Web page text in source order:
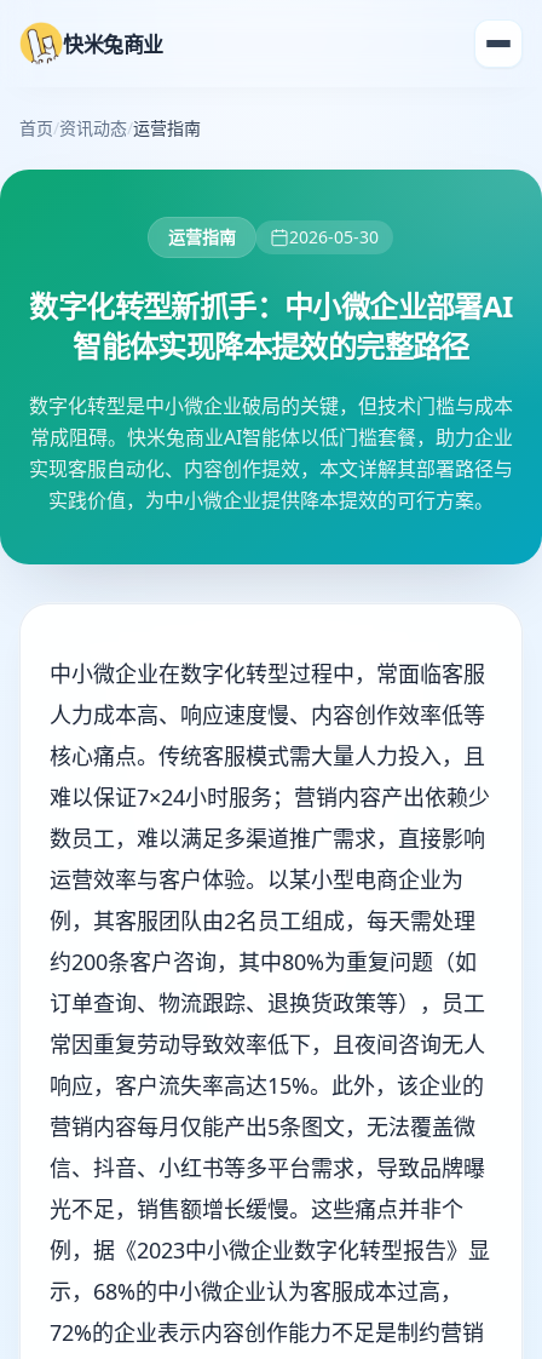
快米兔商业
首页/资讯动态/运营指南
运营指南 2026-05-30
数字化转型新抓手：中小微企业部署AI
智能体实现降本提效的完整路径
数字化转型是中小微企业破局的关键，但技术门槛与成本
常成阻碍。快米兔商业AI智能体以低门槛套餐，助力企业
实现客服自动化、内容创作提效，本文详解其部署路径与
实践价值，为中小微企业提供降本提效的可行方案。
中小微企业在数字化转型过程中，常面临客服
人力成本高、响应速度慢、内容创作效率低等
核心痛点。传统客服模式需大量人力投入，且
难以保证7×24小时服务；营销内容产出依赖少
数员工，难以满足多渠道推广需求，直接影响
运营效率与客户体验。以某小型电商企业为
例，其客服团队由2名员工组成，每天需处理
约200条客户咨询，其中80%为重复问题（如
订单查询、物流跟踪、退换货政策等），员工
常因重复劳动导致效率低下，且夜间咨询无人
响应，客户流失率高达15%。此外，该企业的
营销内容每月仅能产出5条图文，无法覆盖微
信、抖音、小红书等多平台需求，导致品牌曝
光不足，销售额增长缓慢。这些痛点并非个
例，据《2023中小微企业数字化转型报告》显
示，68%的中小微企业认为客服成本过高，
72%的企业表示内容创作能力不足是制约营销